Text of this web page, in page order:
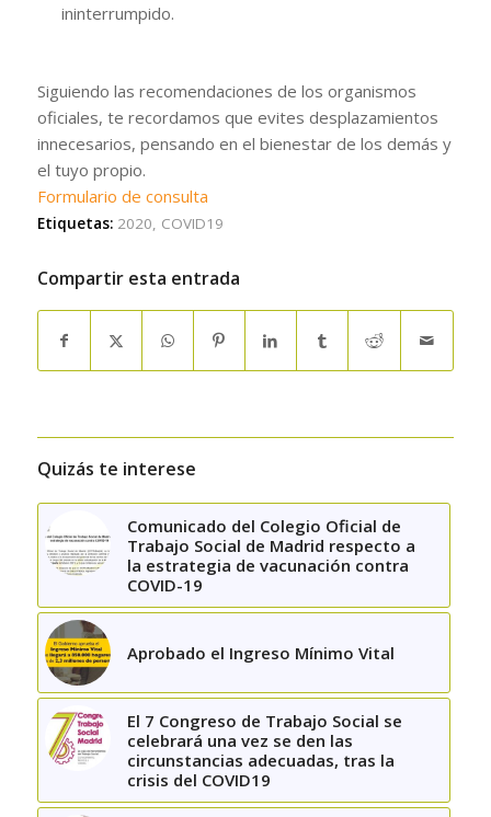
ininterrumpido.
Siguiendo las recomendaciones de los organismos
oficiales, te recordamos que evites desplazamientos
innecesarios, pensando en el bienestar de los demás y
el tuyo propio.
Formulario de consulta
Etiquetas: 2020, COVID19
Compartir esta entrada
Quizás te interese
Comunicado del Colegio Oficial de
Trabajo Social de Madrid respecto a
la estrategia de vacunación contra
COVID-19
Aprobado el Ingreso Mínimo Vital
El 7 Congreso de Trabajo Social se
celebrará una vez se den las
circunstancias adecuadas, tras la
crisis del COVID19